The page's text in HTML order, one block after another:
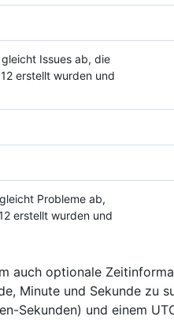
Issues ab, die
erstellt wurden und
Probleme ab,
erstellt wurden und
auch optionale
Minute und Sekunde zu
Sekunden) und einem